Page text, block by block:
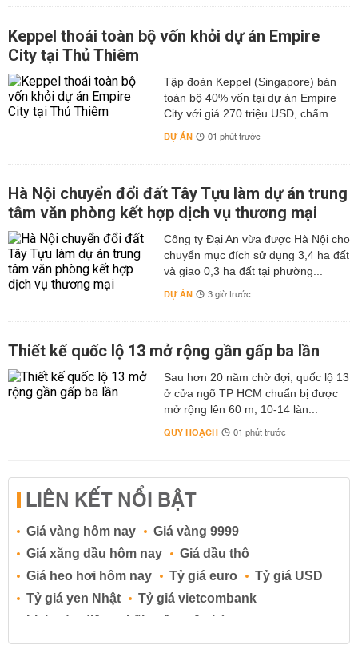
Keppel thoái toàn bộ vốn khỏi dự án Empire
City tại Thủ Thiêm
Tập đoàn Keppel (Singapore) bán
toàn bộ 40% vốn tại dự án Empire
City với giá 270 triệu USD, chấm...
DỰ ÁN 01 phút trước
Hà Nội chuyển đổi đất Tây Tựu làm dự án trung
tâm văn phòng kết hợp dịch vụ thương mại
Công ty Đại An vừa được Hà Nội cho
chuyển mục đích sử dụng 3,4 ha đất
và giao 0,3 ha đất tại phường...
DỰ ÁN 3 giờ trước
Thiết kế quốc lộ 13 mở rộng gần gấp ba lần
Sau hơn 20 năm chờ đợi, quốc lộ 13
ở cửa ngõ TP HCM chuẩn bị được
mở rộng lên 60 m, 10-14 làn...
QUY HOẠCH 01 phút trước
LIÊN KẾT NỔI BẬT
Giá vàng hôm nay
Giá vàng 9999
Giá xăng dầu hôm nay
Giá dầu thô
Giá heo hơi hôm nay
Tỷ giá euro
Tỷ giá USD
Tỷ giá yen Nhật
Tỷ giá vietcombank
Lịch cúp điện
Lãi suất ngân hàng
Lãi suất tiết kiệm
Lãi suất tiền gửi